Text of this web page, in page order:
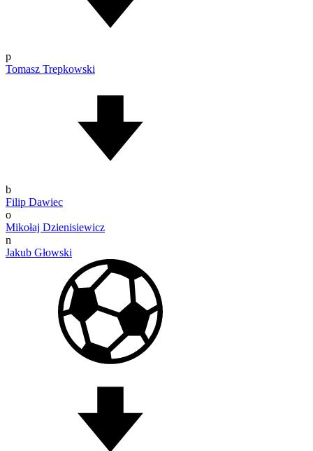
p
Tomasz Trepkowski
b
Filip Dawiec
o
Mikołaj Dzienisiewicz
n
Jakub Głowski